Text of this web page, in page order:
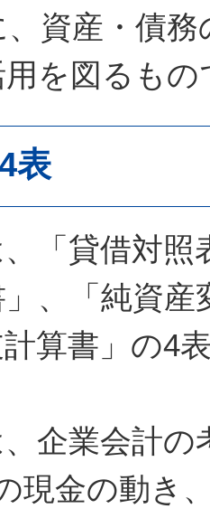
資産・債
を図るもの
表
「貸借対照
、「純資産
計算書」の4
企業会計の
現金の動き